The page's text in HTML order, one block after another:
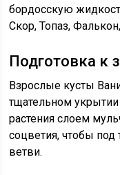
бордосскую
Скор, Топаз,
Подготовка к
Взрослые кусты
тщательном укрытии
растения слоем
соцветия, чтобы
ветви.